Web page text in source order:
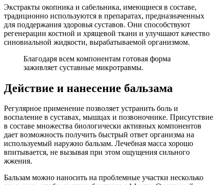
Экстракты окопника и сабельника, имеющиеся в составе,
традиционно используются в препаратах, предназначенных
для поддержания здоровья суставов. Они способствуют
регенерации костной и хрящевой ткани и улучшают качество
синовиальной жидкости, вырабатываемой организмом.
Благодаря всем компонентам готовая форма
заживляет суставные микротравмы.
Действие и нанесение бальзама
Регулярное применение позволяет устранить боль и
воспаление в суставах, мышцах и позвоночнике. Присутствие
в составе множества биологически активных компонентов
дает возможность получить быстрый ответ организма на
используемый наружно бальзам. Лечебная масса хорошо
впитывается, не вызывая при этом ощущения сильного
жжения.
Бальзам можно наносить на проблемные участки несколько